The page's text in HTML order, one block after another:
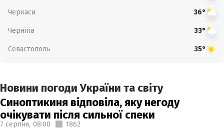
Черкаси 36°
Чернігів 33°
Севастополь 35°
Новини погоди України та світу
Синоптикиня відповіла, яку негоду
очікувати після сильної спеки
7 серпня, 08:00 1862